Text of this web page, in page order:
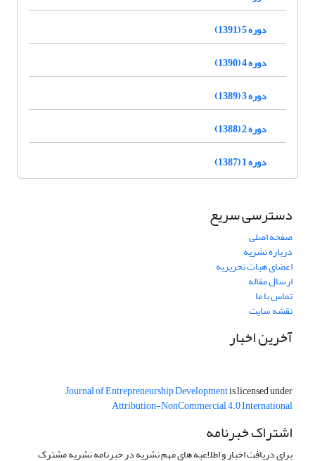
دوره 5 (1391)
دوره 4 (1390)
دوره 3 (1389)
دوره 2 (1388)
دوره 1 (1387)
دسترسی سریع
صفحه اصلی
درباره نشریه
اعضای هیات تحریریه
ارسال مقاله
تماس با ما
نقشه سایت
آخرین اخبار
Journal of Entrepreneurship Developmentis licensed under
Attribution-NonCommercial 4.0 International
اشتراک خبرنامه
برای دریافت اخبار و اطلاعیه های مهم نشریه در خبرنامه نشریه مشترک